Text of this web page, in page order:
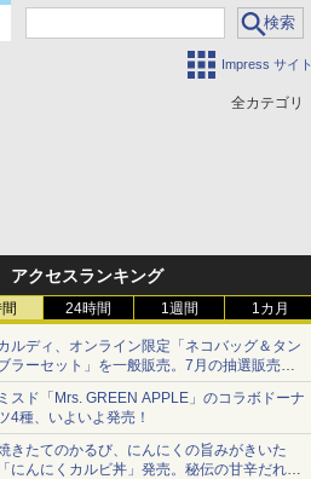
Impress サイト
全カテゴリ
アクセスランキング
24時間 1週間 1カ月
ルディ、オンライン限定「ネコバッグ＆タン
ラーセット」を一般販売。7月の抽選販売の
選無効分
スド「Mrs. GREEN APPLE」のコラボドーナ
4種、いよいよ発売！
きたてのかるび、にんにくの旨みがきいた
にんにくカルビ丼」発売。秘伝の甘辛だれを